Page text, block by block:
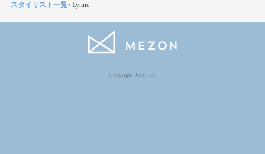
スタイリスト一覧/Lynne
Copyright Jocy inc.